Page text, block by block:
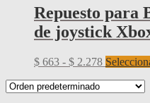
Repuesto para
de joystick
$ 663 - $ 2.278Rango
precios: